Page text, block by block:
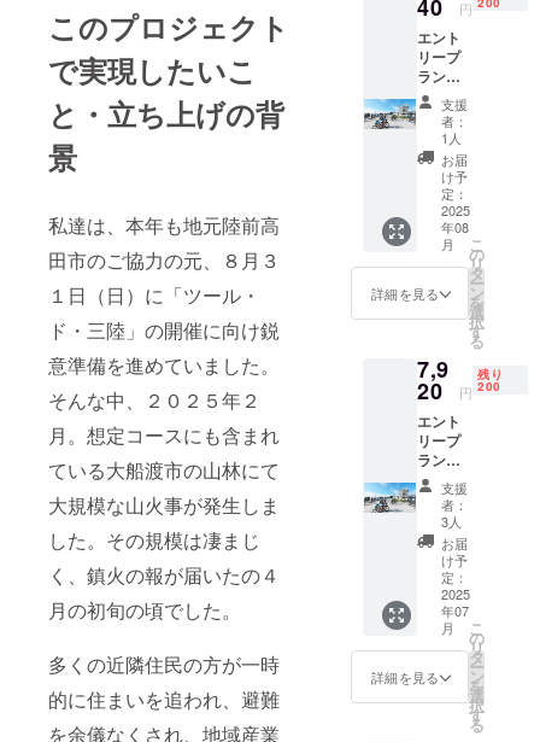
このプロジェクト
で実現したいこ
と・立ち上げの背
景
私達は、本年も地元陸前高
田市のご協力の元、８月３
１日（日）に「ツール・
ド・三陸」の開催に向け鋭
意準備を進めていました。
そんな中、２０２５年２
月。想定コースにも含まれ
ている大船渡市の山林にて
大規模な山火事が発生しま
した。その規模は凄まじ
く、鎮火の報が届いたの４
月の初旬の頃でした。
多くの近隣住民の方が一時
的に住まいを追われ、避難
を余儀なくされ、地域産業
用） ・
原材料
名：真
牡蠣
（岩手
県産）
・内容
量：１
キロ ・
保存方
法：-１
８℃以
下にて
保存
「原材
品表示
はお届
け商品
のラベ
ルに表
記され
ます。
商品開
封前に
は必ず
お届け
のリ
ターン
に貼付
された
ラベル
や注意
40 円
エント
リープ
ラン
ツー
ル・
ド・三
陸 誰で
もなん
でもエ
デュー
ロレー
ス 60分
感謝の
気持ち
を込め
常参加
料から
２０％
引きで
ご参加
いただ
けま
す。
支援
者：
1人
お届
け予
定：
2025
年08
月
詳細を見る
こ
の
リ
タ
ー
ン
を
選
択
す
る
7,9
20 円
残り
200
エント
リープ
ラン
ツー
ル・
ド・三
陸 エン
デュー
ロレー
ス120分
感謝の
気持ち
を込め
て、 通
常参加
料から
支援
者：
3人
お届
け予
定：
2025
年07
月
詳細を見る
こ
の
リ
タ
ー
ン
を
選
択
す
る